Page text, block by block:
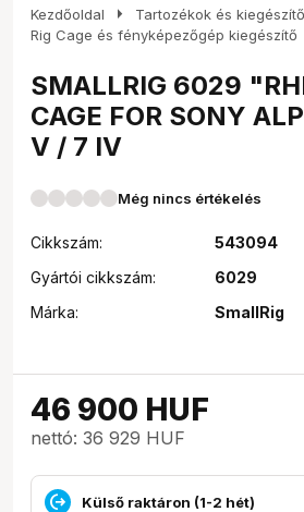
Kezdőoldal arrow_right Tartozékok és
Rig Cage és fényképezőgép kiegészítő
SMALLRIG 6029
CAGE FOR SONY
V / 7 IV
Még nincs értékelés
Cikkszám:
543094
Gyártói cikkszám:
6029
Márka:
SmallRig
46 900 HUF
nettó: 36 929 HUF
Külső raktáron (1-2 hét)